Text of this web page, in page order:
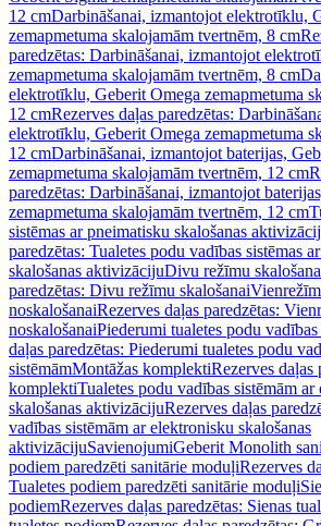
12 cmDarbināšanai, izmantojot elektrotīklu,
zemapmetuma skalojamām tvertnēm, 8 cm
paredzētas: Darbināšanai, izmantojot
zemapmetuma skalojamām tvertnēm, 8 cm
elektrotīklu, Geberit Omega zemapmetuma
12 cmRezerves daļas paredzētas:
elektrotīklu, Geberit Omega zemapmetuma
12 cmDarbināšanai, izmantojot baterijas,
zemapmetuma skalojamām tvertnēm, 12 cm
paredzētas: Darbināšanai, izmantojot
zemapmetuma skalojamām tvertnēm, 12 cm
sistēmas ar pneimatisku skalošanas
paredzētas: Tualetes podu vadības sistēmas
skalošanas aktivizācijuDivu režīmu
paredzētas: Divu režīmu skalošanai
noskalošanaiRezerves daļas paredzētas:
noskalošanaiPiederumi tualetes podu vadības
daļas paredzētas: Piederumi tualetes podu
sistēmāmMontāžas komplektiRezerves daļas
komplektiTualetes podu vadības sistēmām
skalošanas aktivizācijuRezerves daļas
vadības sistēmām ar elektronisku skalošanas
aktivizācijuSavienojumiGeberit Monolith
podiem paredzēti sanitārie moduļiRezerves
Tualetes podiem paredzēti sanitārie moduļi
podiemRezerves daļas paredzētas: Sienas